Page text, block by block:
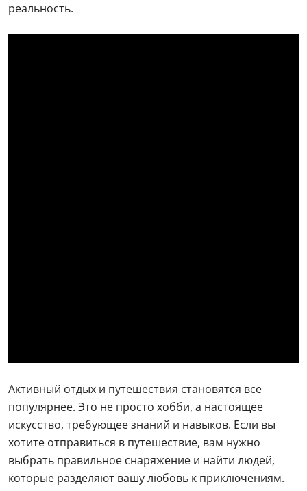
реальность.
Активный отдых и путешествия становятся все
популярнее. Это не просто хобби, а настоящее
искусство, требующее знаний и навыков. Если вы
хотите отправиться в путешествие, вам нужно
выбрать правильное снаряжение и найти людей,
которые разделяют вашу любовь к приключениям.